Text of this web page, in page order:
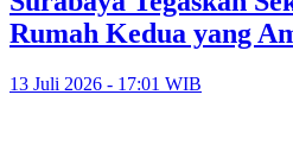
Rumah Kedua yang
13 Juli 2026 - 17:01 WIB